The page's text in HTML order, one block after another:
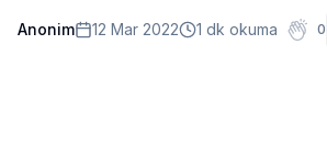
Kültür ve Sanat
Anonim 12 Mar 2022 1 dk okuma 0